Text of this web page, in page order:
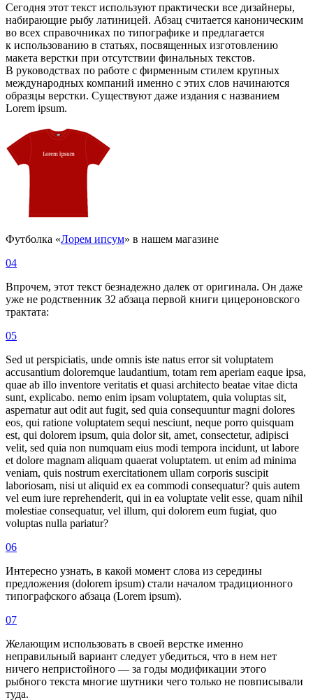
Сегодня этот текст используют практически все дизайнеры,
набирающие рыбу латиницей. Абзац считается каноническим
во всех справочниках по типографике и предлагается
к использованию в статьях, посвященных изготовлению
макета верстки при отсутствии финальных текстов.
В руководствах по работе с фирменным стилем крупных
международных компаний именно с этих слов начинаются
образцы верстки. Существуют даже издания с названием
Lorem ipsum.
Футболка «Лорем ипсум» в нашем магазине
04
Впрочем, этот текст безнадежно далек от оригинала. Он даже
уже не родственник 32 абзаца первой книги цицероновского
трактата:
05
Sed ut perspiciatis, unde omnis iste natus error sit voluptatem
accusantium doloremque laudantium, totam rem aperiam eaque ipsa,
quae ab illo inventore veritatis et quasi architecto beatae vitae dicta
sunt, explicabo. nemo enim ipsam voluptatem, quia voluptas sit,
aspernatur aut odit aut fugit, sed quia consequuntur magni dolores
eos, qui ratione voluptatem sequi nesciunt, neque porro quisquam
est, qui dolorem ipsum, quia dolor sit, amet, consectetur, adipisci
velit, sed quia non numquam eius modi tempora incidunt, ut labore
et dolore magnam aliquam quaerat voluptatem. ut enim ad minima
veniam, quis nostrum exercitationem ullam corporis suscipit
laboriosam, nisi ut aliquid ex ea commodi consequatur? quis autem
vel eum iure reprehenderit, qui in ea voluptate velit esse, quam nihil
molestiae consequatur, vel illum, qui dolorem eum fugiat, quo
voluptas nulla pariatur?
06
Интересно узнать, в какой момент слова из середины
предложения (dolorem ipsum) стали началом традиционного
типографского абзаца (Lorem ipsum).
07
Желающим использовать в своей верстке именно
неправильный вариант следует убедиться, что в нем нет
ничего непристойного — за годы модификации этого
рыбного текста многие шутники чего только не повписывали
туда.